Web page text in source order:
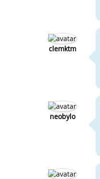
clemktm
neobylo